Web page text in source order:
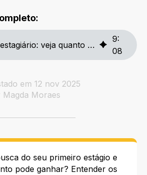
Salário de estagiário: veja quanto ganham por área
9:
08
em 12 nov 2025
Magda Moraes
do seu primeiro estágio e
pode ganhar? Entender os